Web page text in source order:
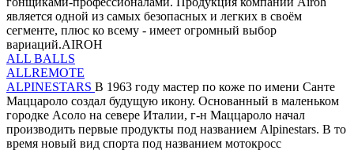
является одной из самых безопасных и легких в своём
сегменте, плюс ко всему - имеет огромный выбор
вариаций.AIROH
ALL BALLS
ALLREMOTE
ALPINESTARS В 1963 году мастер по коже по имени Санте
Маццароло создал будущую икону. Основанный в маленьком
городке Асоло на севере Италии, г-н Маццароло начал
производить первые продукты под названием Alpinestars. В то
время новый вид спорта под названием мотокросс